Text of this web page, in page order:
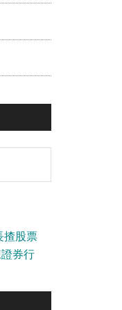
揸股票
券行